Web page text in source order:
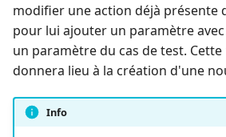
modifier une action déjà présente
pour lui ajouter un paramètre
un paramètre du cas de test.
donnera lieu à la création d'une
Info